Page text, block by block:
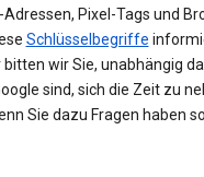
Pixel-Tags und
Schlüsselbegriffe
wir Sie, unabhängig
sind, sich die Zeit zu
Sie dazu Fragen haben